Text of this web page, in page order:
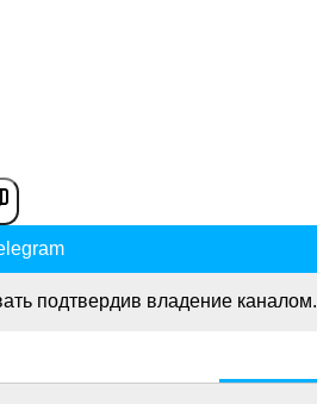
подтвердив владение каналом.